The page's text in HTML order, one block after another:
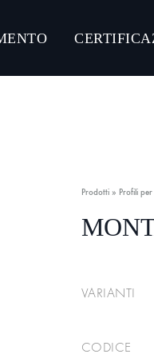
Prodotti» Profili
VARIANTI
CODICE